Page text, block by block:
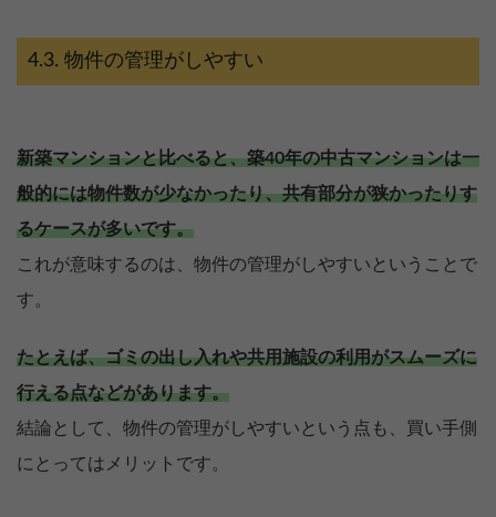
物件の管理がしやすい
新築マンションと比べると、築40年の中古マンションは一
般的には物件数が少なかったり、共有部分が狭かったりす
るケースが多いです。
これが意味するのは、物件の管理がしやすいということで
す。
たとえば、ゴミの出し入れや共用施設の利用がスムーズに
行える点などがあります。
結論として、物件の管理がしやすいという点も、買い手側
にとってはメリットです。